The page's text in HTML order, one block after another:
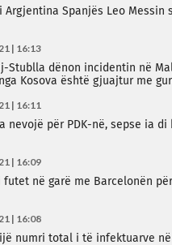
Argjentina Spanjës Leo Messin
| 16:13
Stublla dënon incidentin në
Kosova është gjuajtur me
| 16:11
nevojë për PDK-në, sepse ia
| 16:09
futet në garë me Barcelonën
| 16:08
numri total i të infektuarve në